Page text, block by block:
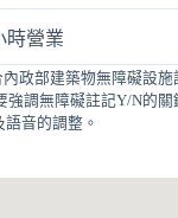
時營業
政部建築物無障礙設
調無障礙註記Y/N的
音的調整。